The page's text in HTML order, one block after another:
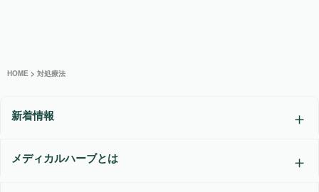
HOME > 対処療法
新着情報
メディカルハーブとは